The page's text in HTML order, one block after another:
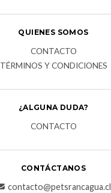
QUIENES SOMOS
CONTACTO
TÉRMINOS Y CONDICIONES
¿ALGUNA DUDA?
CONTACTO
CONTÁCTANOS
contacto@petsrancagua.cl